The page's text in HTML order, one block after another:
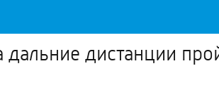
дистанции